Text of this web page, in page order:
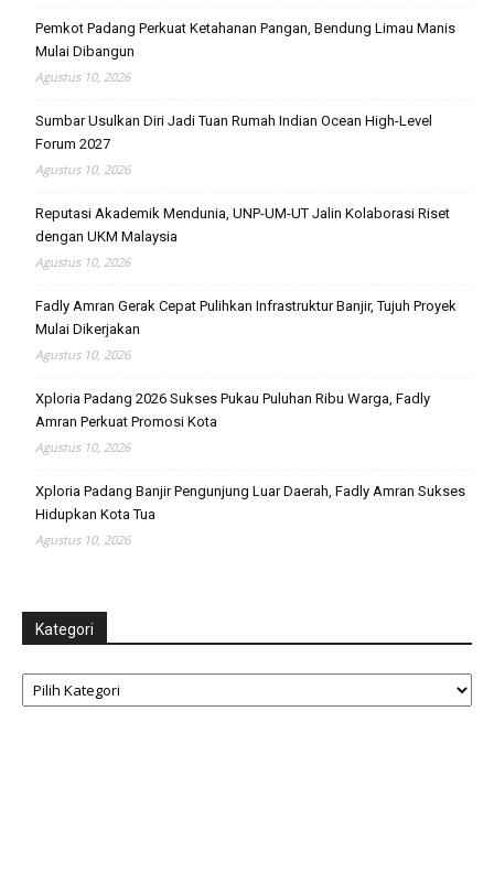
Pemkot Padang Perkuat Ketahanan Pangan, Bendung Limau Manis
Mulai Dibangun
Agustus 10, 2026
Sumbar Usulkan Diri Jadi Tuan Rumah Indian Ocean High-Level
Forum 2027
Agustus 10, 2026
Reputasi Akademik Mendunia, UNP-UM-UT Jalin Kolaborasi Riset
dengan UKM Malaysia
Agustus 10, 2026
Fadly Amran Gerak Cepat Pulihkan Infrastruktur Banjir, Tujuh Proyek
Mulai Dikerjakan
Agustus 10, 2026
Xploria Padang 2026 Sukses Pukau Puluhan Ribu Warga, Fadly
Amran Perkuat Promosi Kota
Agustus 10, 2026
Xploria Padang Banjir Pengunjung Luar Daerah, Fadly Amran Sukses
Hidupkan Kota Tua
Agustus 10, 2026
Kategori